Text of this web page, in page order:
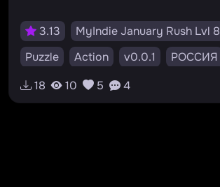
3.13 MyIndie January Rush Lvl 8
Puzzle
Action v0.0.1 РОССИЯ
#платформер
#lvl8
18 10 5 4